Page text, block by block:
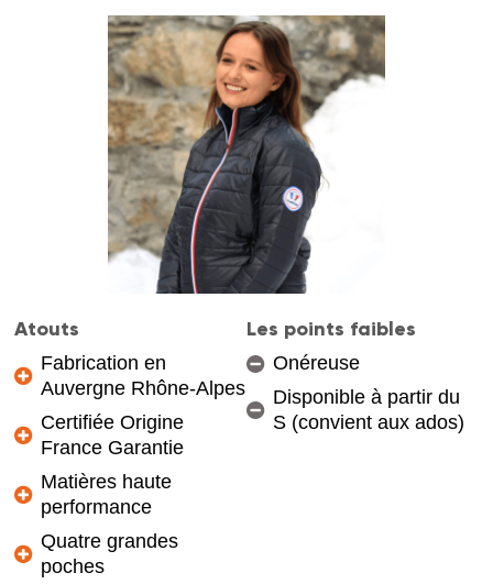
Atouts
Fabrication en
Auvergne Rhône-Alpes
Certifiée Origine
France Garantie
Matières haute
performance
Quatre grandes
poches
Les points faibles
Onéreuse
Disponible à partir du
S (convient aux ados)